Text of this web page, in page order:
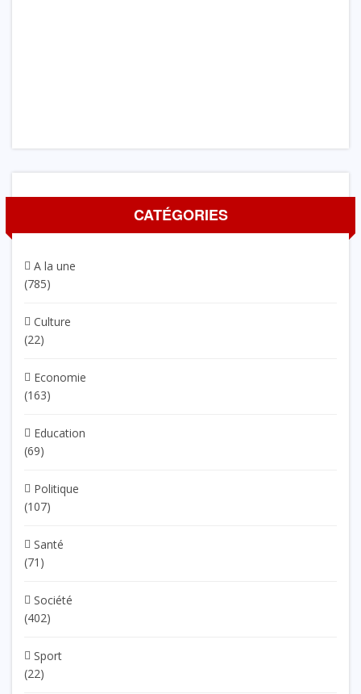
CATÉGORIES
A la une
(785)
Culture
(22)
Economie
(163)
Education
(69)
Politique
(107)
Santé
(71)
Société
(402)
Sport
(22)